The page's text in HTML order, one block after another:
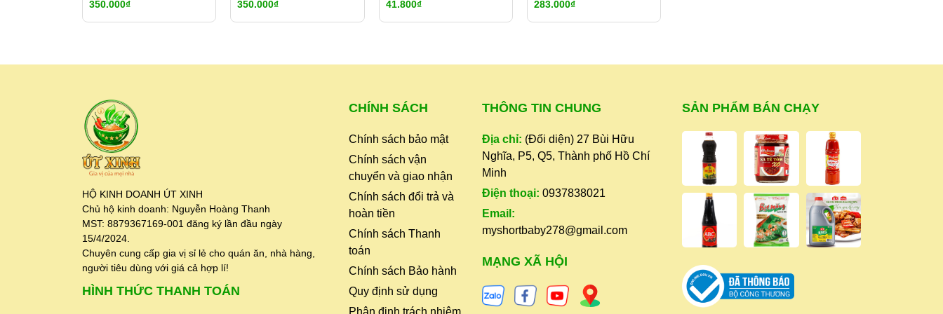
350.000₫ 350.000₫
OXTAIL SOUP
41.800₫ 283.000₫
HỘ KINH DOANH ÚT XINH
Chủ hộ kinh doanh: Nguyễn Hoàng Thanh
MST: 8879367169-001 đăng ký lần đầu ngày
15/4/2024.
Chuyên cung cấp gia vị sỉ lẻ cho quán ăn, nhà hàng,
người tiêu dùng với giá cả hợp lí!
HÌNH THỨC THANH TOÁN
CHÍNH SÁCH
Chính sách bảo mật
Chính sách vận
chuyển và giao nhận
Chính sách đổi trả và
hoàn tiền
Chính sách Thanh
toán
Chính sách Bảo hành
Quy định sử dụng
Phân định trách nhiệm
THÔNG TIN CHUNG
Địa chỉ: (Đối diện) 27 Bùi Hữu
Nghĩa, P5, Q5, Thành phố Hồ Chí
Minh
Điện thoại: 0937838021
Email:
myshortbaby278@gmail.com
MẠNG XÃ HỘI
SẢN PHẨM BÁN CHẠY